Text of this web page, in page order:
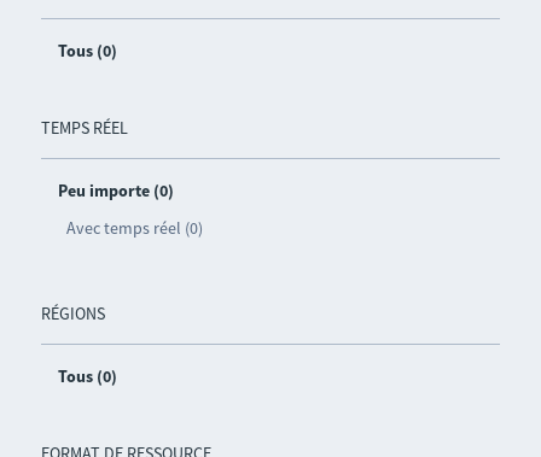
Tous (0)
TEMPS RÉEL
Peu importe (0)
Avec temps réel (0)
RÉGIONS
Tous (0)